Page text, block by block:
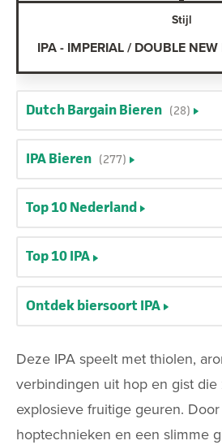
Deze IPA speelt met thiolen,
verbindingen uit hop en gist
explosieve fruitige geuren.
hoptechnieken en een slimme
Stijl
IPA - IMPERIAL / DOUBLE
Dutch Bargain Bieren (28)
IPA Bieren (277)
Top 10 Nederland
Top 10 IPA
Ontdek biersoort IPA